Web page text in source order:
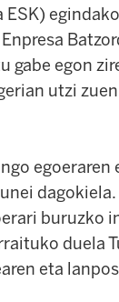
ESK)
gabe egon
utzi
buruzko
duela
eta